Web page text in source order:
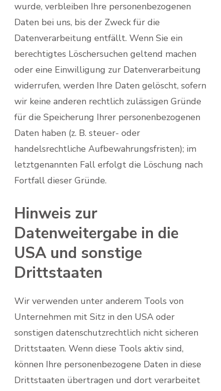
wurde, verbleiben Ihre personenbezogenen
Daten bei uns, bis der Zweck für die
Datenverarbeitung entfällt. Wenn Sie ein
berechtigtes Löschersuchen geltend machen
oder eine Einwilligung zur Datenverarbeitung
widerrufen, werden Ihre Daten gelöscht, sofern
wir keine anderen rechtlich zulässigen Gründe
für die Speicherung Ihrer personenbezogenen
Daten haben (z. B. steuer- oder
handelsrechtliche Aufbewahrungsfristen); im
letztgenannten Fall erfolgt die Löschung nach
Fortfall dieser Gründe.
Hinweis zur
Datenweitergabe in die
USA und sonstige
Drittstaaten
Wir verwenden unter anderem Tools von
Unternehmen mit Sitz in den USA oder
sonstigen datenschutzrechtlich nicht sicheren
Drittstaaten. Wenn diese Tools aktiv sind,
können Ihre personenbezogene Daten in diese
Drittstaaten übertragen und dort verarbeitet